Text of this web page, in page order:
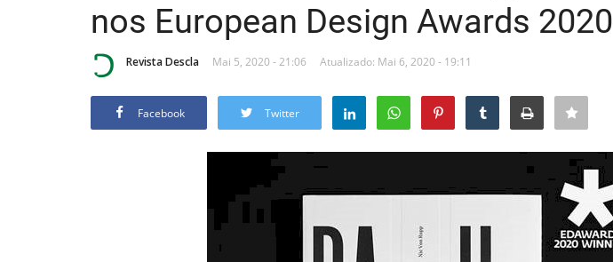
nos European Design Awards 2020
Revista Descla Mai 5, 2020 - 21:06 Atualizado: Mai 6, 2020 - 19:11
Facebook Twitter